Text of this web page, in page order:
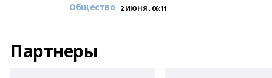
Общество 2 ИЮНЯ , 06:11
Партнеры